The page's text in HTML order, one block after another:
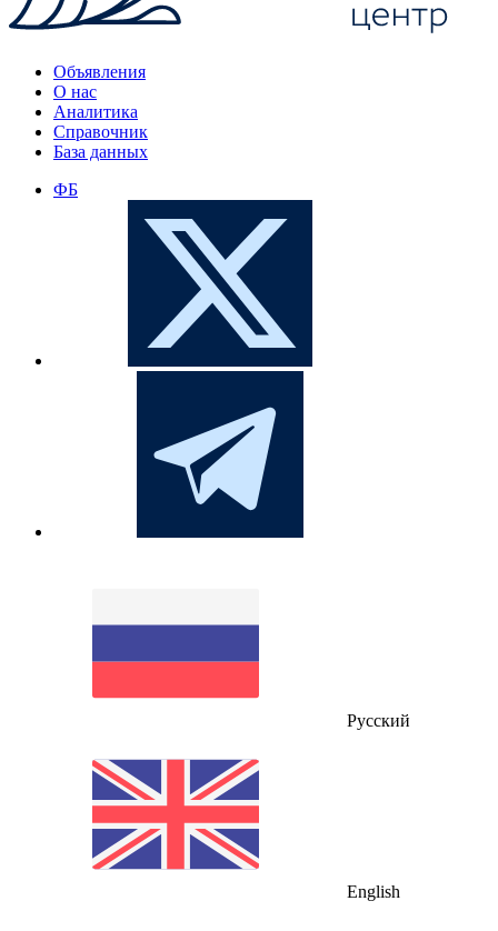
Объявления
О нас
Аналитика
Справочник
База данных
ФБ
Русский
English